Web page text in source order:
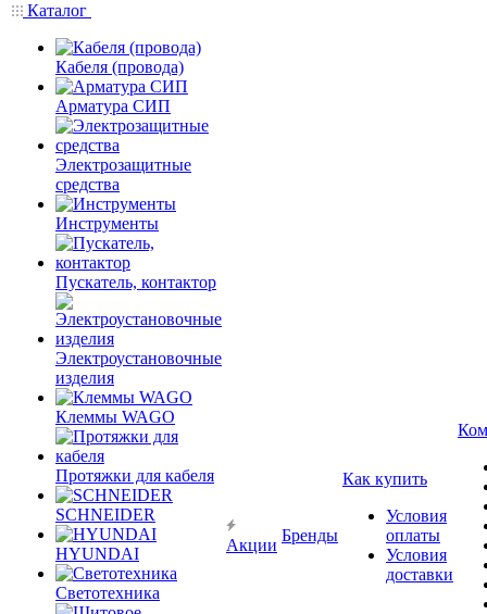
Каталог
Кабеля (провода)
Арматура СИП
Электрозащитные
средства
Инструменты
Пускатель, контактор
Электроустановочные
изделия
Клеммы WAGO
Протяжки для кабеля
SCHNEIDER
HYUNDAI
Светотехника
Акции
Бренды
Как купить
Условия
оплаты
Условия
доставки